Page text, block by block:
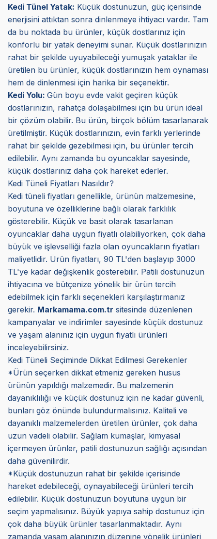
Kedi Tünel Yatak: Küçük dostunuzun, güç içerisinde
enerjisini attıktan sonra dinlenmeye ihtiyacı vardır. Tam
da bu noktada bu ürünler, küçük dostlarınız için
konforlu bir yatak deneyimi sunar. Küçük dostlarınızın
rahat bir şekilde uyuyabileceği yumuşak yataklar ile
üretilen bu ürünler, küçük dostlarınızın hem oynaması
hem de dinlenmesi için harika bir seçenektir.
Kedi Yolu: Gün boyu evde vakit geçiren küçük
dostlarınızın, rahatça dolaşabilmesi için bu ürün ideal
bir çözüm olabilir. Bu ürün, birçok bölüm tasarlanarak
üretilmiştir. Küçük dostlarınızın, evin farklı yerlerinde
rahat bir şekilde gezebilmesi için, bu ürünler tercih
edilebilir. Aynı zamanda bu oyuncaklar sayesinde,
küçük dostlarınız daha çok hareket ederler.
Kedi Tüneli Fiyatları Nasıldır?
Kedi tüneli fiyatları genellikle, ürünün malzemesine,
boyutuna ve özelliklerine bağlı olarak farklılık
gösterebilir. Küçük ve basit olarak tasarlanan
oyuncaklar daha uygun fiyatlı olabiliyorken, çok daha
büyük ve işlevselliği fazla olan oyuncakların fiyatları
maliyetlidir. Ürün fiyatları, 90 TL'den başlayıp 3000
TL'ye kadar değişkenlik gösterebilir. Patili dostunuzun
ihtiyacına ve bütçenize yönelik bir ürün tercih
edebilmek için farklı seçenekleri karşılaştırmanız
gerekir. Markamama.com.tr sitesinde düzenlenen
kampanyalar ve indirimler sayesinde küçük dostunuz
ve yaşam alanınız için uygun fiyatlı ürünleri
inceleyebilirsiniz.
Kedi Tüneli Seçiminde Dikkat Edilmesi Gerekenler
*Ürün seçerken dikkat etmeniz gereken husus
ürünün yapıldığı malzemedir. Bu malzemenin
dayanıklılığı ve küçük dostunuz için ne kadar güvenli,
bunları göz önünde bulundurmalısınız. Kaliteli ve
dayanıklı malzemelerden üretilen ürünler, çok daha
uzun vadeli olabilir. Sağlam kumaşlar, kimyasal
içermeyen ürünler, patili dostunuzun sağlığı açısından
daha güvenilirdir.
*Küçük dostunuzun rahat bir şekilde içerisinde
hareket edebileceği, oynayabileceği ürünleri tercih
edilebilir. Küçük dostunuzun boyutuna uygun bir
seçim yapmalısınız. Büyük yapıya sahip dostunuz için
çok daha büyük ürünler tasarlanmaktadır. Aynı
zamanda yaşam alanınızın düzenine yönelik ürünleri